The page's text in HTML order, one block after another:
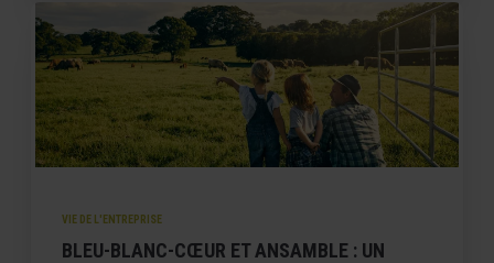
VIE DE L'ENTREPRISE
BLEU-BLANC-CŒUR ET ANSAMBLE : UN